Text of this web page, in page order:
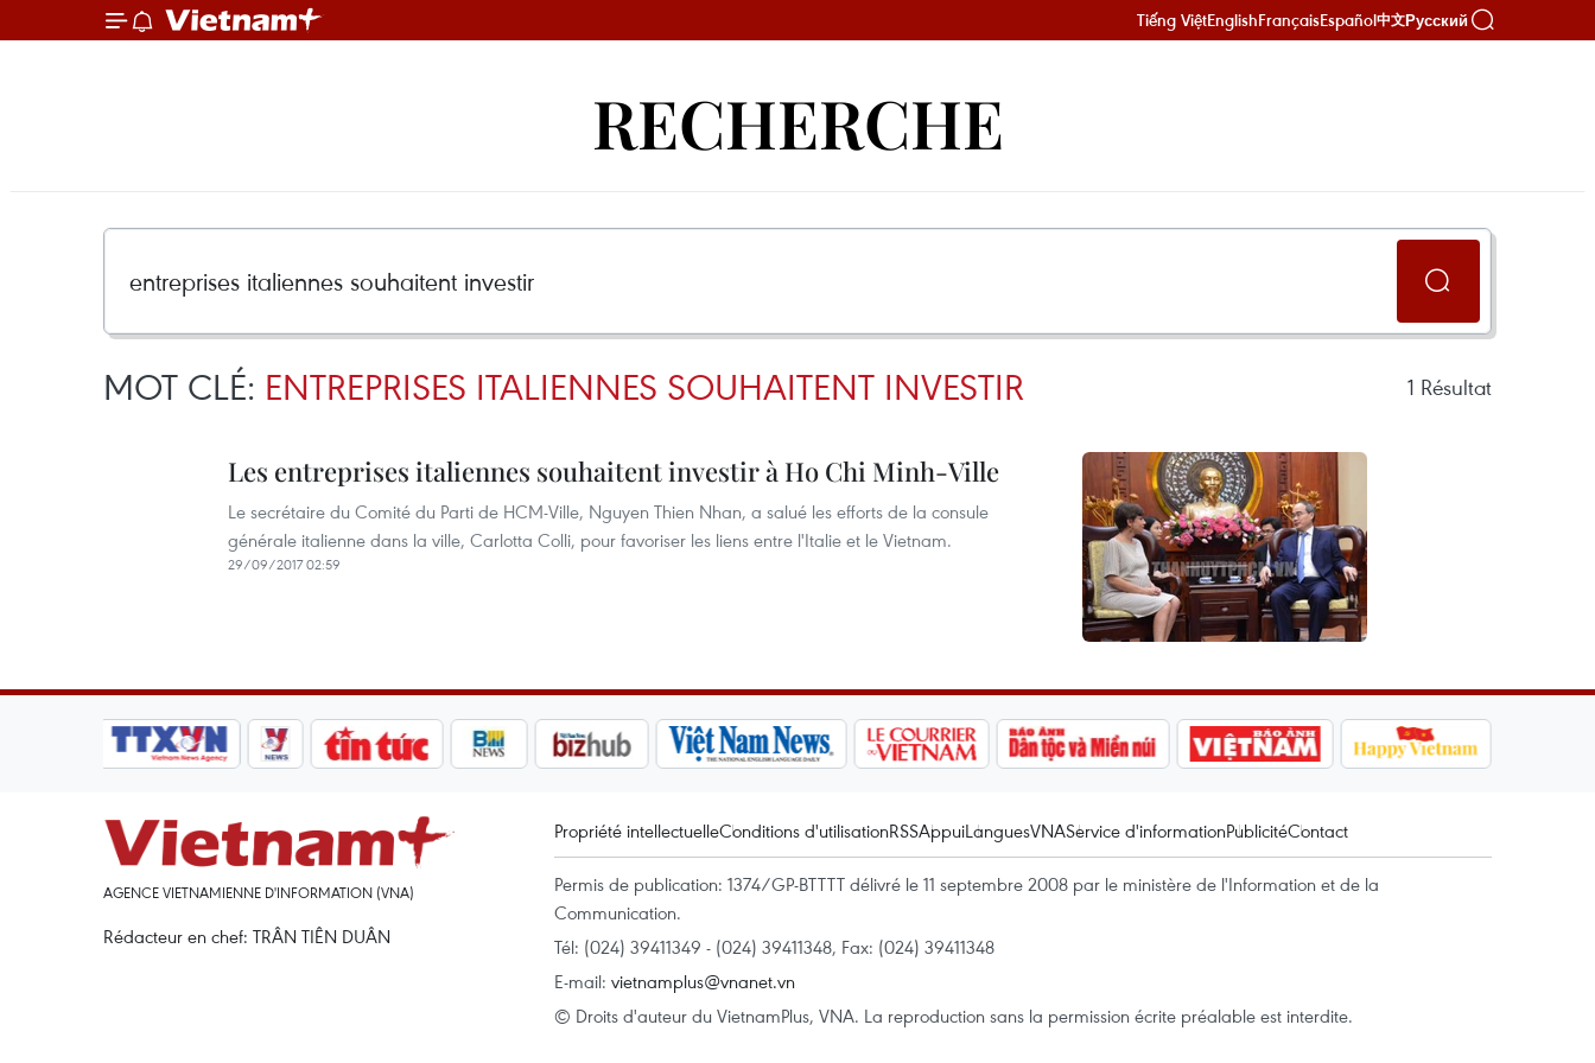
Tiếng ViệtEnglishFrançaisEspañol中文Русский
RECHERCHE
MOT CLÉ: ENTREPRISES ITALIENNES SOUHAITENT INVESTIR 1 Résultat
Les entreprises italiennes souhaitent investir à Ho Chi Minh-Ville
Le secrétaire du Comité du Parti de HCM-Ville, Nguyen Thien Nhan, a salué les efforts de la consule
générale italienne dans la ville, Carlotta Colli, pour favoriser les liens entre l'Italie et le Vietnam.
29/09/2017 02:59
AGENCE VIETNAMIENNE D'INFORMATION (VNA)
Rédacteur en chef: TRÂN TIÊN DUÂN
Propriété intellectuelleConditions d'utilisationRSSAppuiLanguesVNAService d'informationPublicitéContact
Permis de publication: 1374/GP-BTTTT délivré le 11 septembre 2008 par le ministère de l'Information et de la
Communication.
Tél: (024) 39411349 - (024) 39411348, Fax: (024) 39411348
E-mail: vietnamplus@vnanet.vn
© Droits d'auteur du VietnamPlus, VNA. La reproduction sans la permission écrite préalable est interdite.